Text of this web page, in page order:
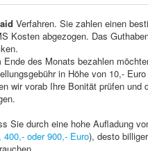
Verfahren. Sie zahlen einen
Kosten abgezogen. Das
Ende des Monats bezahlen
in Höhe von 10,-
wir vorab Ihre Bonität prüfen und
Sie durch eine hohe Aufladung
400,- oder 900,- Euro), desto